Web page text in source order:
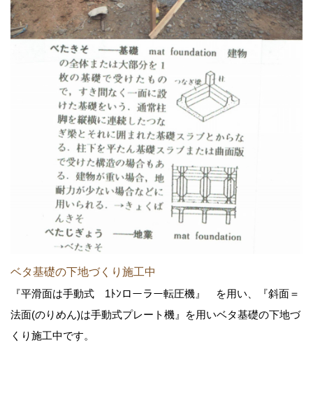
ベタ基礎の下地づくり施工中
『平滑面は手動式 1ﾄﾝローラー転圧機』 を用い、『斜面＝
法面(のりめん)は手動式プレート機』を用いベタ基礎の下地づ
くり施工中です。